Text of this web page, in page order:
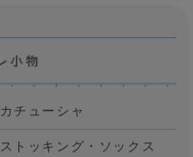
カチューシャ
ストッキング・ソックス